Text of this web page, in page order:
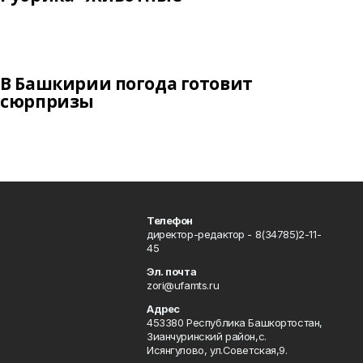
В Башкирии погода готовит
сюрпризы
Телефон
директор-редактор - 8(34785)2-11-
45
Эл. почта
zori@ufamts.ru
Адрес
453380 Республика Башкортостан,
Зианчуринский район,с.
Исянгулово, ул.Советская,9.